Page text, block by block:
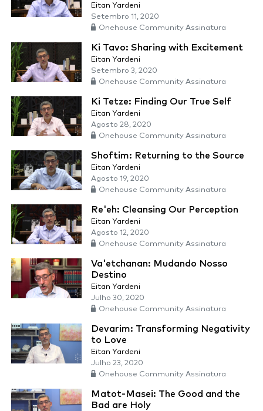
Eitan Yardeni
Setembro 11, 2020
Onehouse Community Assinatura
Ki Tavo: Sharing with Excitement
Eitan Yardeni
Setembro 3, 2020
Onehouse Community Assinatura
Ki Tetze: Finding Our True Self
Eitan Yardeni
Agosto 28, 2020
Onehouse Community Assinatura
Shoftim: Returning to the Source
Eitan Yardeni
Agosto 19, 2020
Onehouse Community Assinatura
Re'eh: Cleansing Our Perception
Eitan Yardeni
Agosto 12, 2020
Onehouse Community Assinatura
Va'etchanan: Mudando Nosso
Destino
Eitan Yardeni
Julho 30, 2020
Onehouse Community Assinatura
Devarim: Transforming Negativity
to Love
Eitan Yardeni
Julho 23, 2020
Onehouse Community Assinatura
Matot-Masei: The Good and the
Bad are Holy